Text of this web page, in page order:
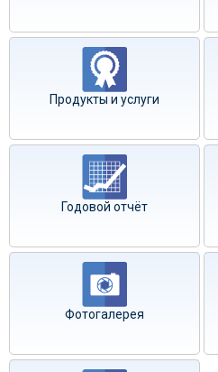
Продукты и услуги
Годовой отчёт
Фотогалерея